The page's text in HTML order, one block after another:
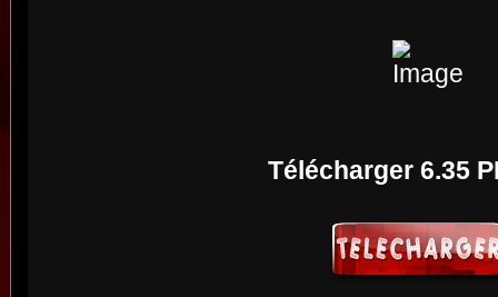
Télécharger 6.35